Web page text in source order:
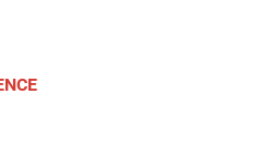
tipo 1 e celiachia: la diagnosi
alimentare in Italia. Nel 2024